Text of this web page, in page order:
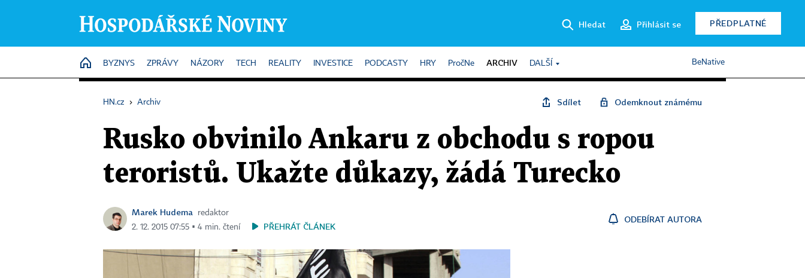
Hledat Přihlásit se PŘEDPLATNÉ
HOME
BYZNYS ZPRÁVY NÁZORY TECH REALITY INVESTICE PODCASTY HRY PročNe ARCHIV DALŠÍ BeNative
HN.cz › Archiv Sdílet Odemknout známému
Rusko obvinilo Ankaru z obchodu s ropou
teroristů. Ukažte důkazy, žádá Turecko
Marek Hudema
redaktor
2. 12. 2015 07:55 ▪ 4 min. čtení
PŘEHRÁT ČLÁNEK
ODEBÍRAT AUTORA